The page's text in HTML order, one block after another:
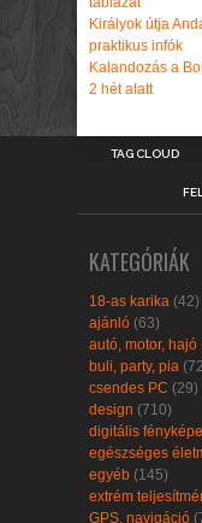
Királyok útja
praktikus infók
Kalandozás a
2 hét alatt
TAG CLOUD
KATEGÓRIÁK
18-as karika (42)
ajánló (63)
autó, motor, hajó
buli, party, pia
csendes PC (29)
design (710)
digitális
egészséges
egyéb (145)
extrém
GPS, navigáció